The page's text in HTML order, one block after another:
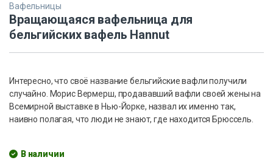
Вафельницы
Вращающаяся вафельница для
бельгийских вафель Hannut
Интересно, что своё название бельгийские вафли получили
случайно. Морис Вермерш, продававший вафли своей жены на
Всемирной выставке в Нью-Йорке, назвал их именно так,
наивно полагая, что люди не знают, где находится Брюссель.
В наличии